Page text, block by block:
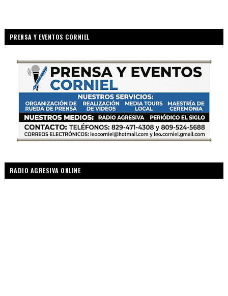
PRENSA Y EVENTOS CORNIEL
RADIO AGRESIVA ONLINE